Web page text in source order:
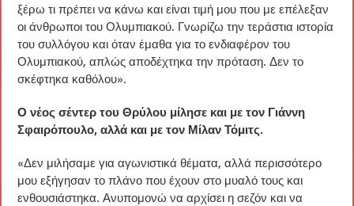
ξέρω τι πρέπει να κάνω και είναι τιμή μου που με επέλεξαν
οι άνθρωποι του Ολυμπιακού. Γνωρίζω την τεράστια ιστορία
του συλλόγου και όταν έμαθα για το ενδιαφέρον του
Ολυμπιακού, απλώς αποδέχτηκα την πρόταση. Δεν το
σκέφτηκα καθόλου».
Ο νέος σέντερ του Θρύλου μίλησε και με τον Γιάννη
Σφαιρόπουλο, αλλά και με τον Μίλαν Τόμιτς.
«Δεν μιλήσαμε για αγωνιστικά θέματα, αλλά περισσότερο
μου εξήγησαν το πλάνο που έχουν στο μυαλό τους και
ενθουσιάστηκα. Ανυπομονώ να αρχίσει η σεζόν και να